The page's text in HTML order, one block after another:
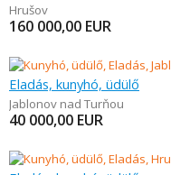
Hrušov
160 000,00 EUR
Eladás, kunyhó, üdülő
Jablonov nad Turňou
40 000,00 EUR